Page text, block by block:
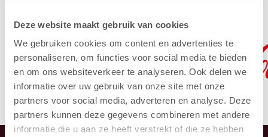
Deze website maakt gebruik van cookies
We gebruiken cookies om content en advertenties te
personaliseren, om functies voor social media te bieden
en om ons websiteverkeer te analyseren. Ook delen we
informatie over uw gebruik van onze site met onze
partners voor social media, adverteren en analyse. Deze
partners kunnen deze gegevens combineren met andere
informatie die u aan ze heeft verstrekt of die ze hebben